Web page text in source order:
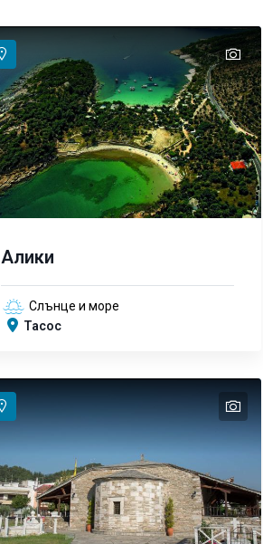
text
Алики
Слънце и море
Тасос
text